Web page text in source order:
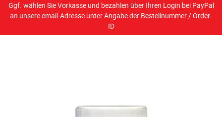
Ggf. wählen Sie Vorkasse und bezahlen über Ihren Login bei PayPal
an unsere email-Adresse unter Angabe der Bestellnummer / Order-
ID